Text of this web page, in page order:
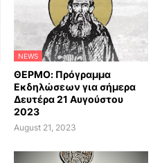
NEWS
ΘΕΡΜΟ: Πρόγραμμα
Εκδηλώσεων για σήμερα
Δευτέρα 21 Αυγούστου
2023
August 21, 2023